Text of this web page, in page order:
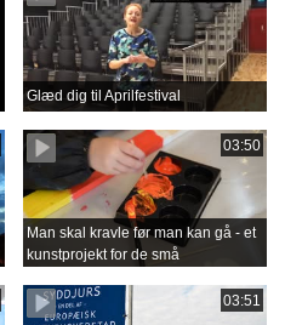
Glæd dig til Aprilfestival
03:50
Man skal kravle før man kan gå - et
kunstprojekt for de små
03:51